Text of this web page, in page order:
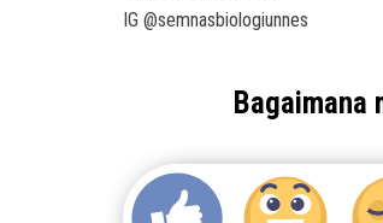
IG @semnasbiologiunnes
Bagaimana